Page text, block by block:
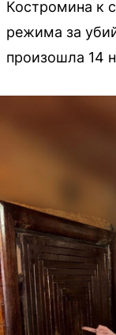
Костромина к
режима за
произошла 14